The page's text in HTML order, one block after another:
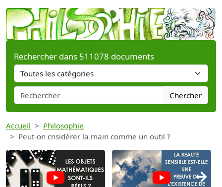
Rechercher dans 511078 documents
Chercher
Accueil
Philosophie
Peut-on cnsidérer la main comme un outil ?
→